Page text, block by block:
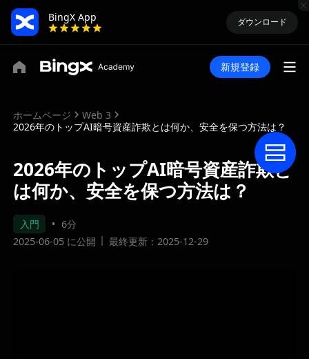
BingX App
ダウンロード
新規登録
ホームページ
Web 3
2026年のトップAI暗号資産詐欺とは何か、安全を保つ方法は？
2026年のトップAI暗号資産詐欺と
は何か、安全を保つ方法は？
入門
6分
2025-06-05 に公開
最終更新：2025-12-29